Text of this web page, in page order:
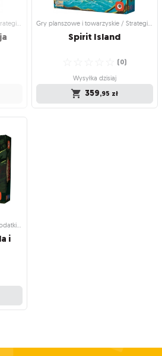
Gry planszowe i towarzyskie / Strategiczne gry planszowe
/
Gry planszowe i towarzyskie / Strategiczne gry planszowe
Spirit Island
(0)
Wysyłka dzisiaj
359,95 zł
Gry planszowe i towarzyskie / Dodatki do gier
i